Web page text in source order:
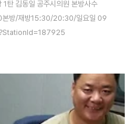
1탄 김동일 공주시의원 본방사수
방/재방15:30/20:30/일요일 09